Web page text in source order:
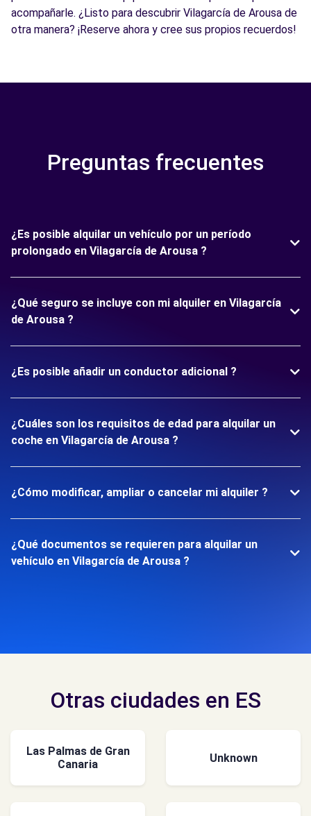
acompañarle. ¿Listo para descubrir Vilagarcía de Arousa de
otra manera? ¡Reserve ahora y cree sus propios recuerdos!
Preguntas frecuentes
¿Es posible alquilar un vehículo por un período
prolongado en Vilagarcía de Arousa ?
¿Qué seguro se incluye con mi alquiler en Vilagarcía
de Arousa ?
¿Es posible añadir un conductor adicional ?
¿Cuáles son los requisitos de edad para alquilar un
coche en Vilagarcía de Arousa ?
¿Cómo modificar, ampliar o cancelar mi alquiler ?
¿Qué documentos se requieren para alquilar un
vehículo en Vilagarcía de Arousa ?
Otras ciudades en ES
Las Palmas de Gran
Canaria
Unknown